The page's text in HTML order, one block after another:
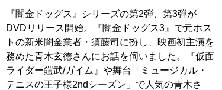
『闇金ドッグス』シリーズの第2弾、第3弾が
DVDリリース開始。『闇金ドッグス3』で元ホス
トの新米闇金業者・須藤司に扮し、映画初主演を
務めた青木玄徳さんにお話を伺いました。『仮面
ライダー鎧武/ガイム』や舞台「ミュージカル・
テニスの王子様2ndシーズン」で人気の青木さ